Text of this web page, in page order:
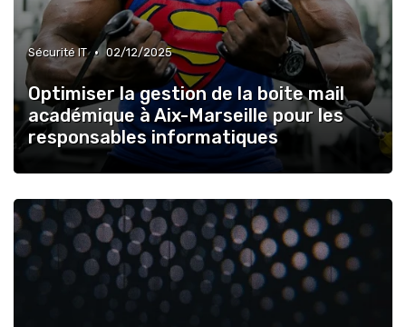
Sécurité IT • 02/12/2025
Optimiser la gestion de la boite mail
académique à Aix-Marseille pour les
responsables informatiques